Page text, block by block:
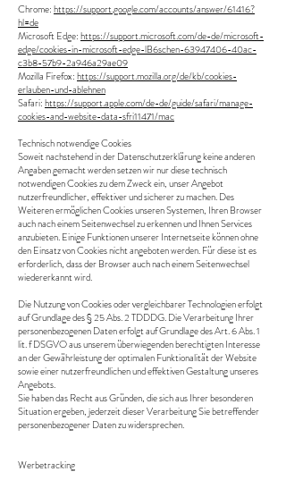
Chrome:https://support.google.com/accounts/answer/61416?
hl=de
Microsoft Edge:https://support.microsoft.com/de-de/microsoft-
edge/cookies-in-microsoft-edge-lB6schen-63947406-40ac-
c3b8-57b9-2a946a29ae09
Mozilla Firefox:https://support.mozilla.org/de/kb/cookies-
erlauben-und-ablehnen
Safari:https://support.apple.com/de-de/guide/safari/manage-
cookies-and-website-data-sfri11471/mac
Technisch notwendige Cookies
Soweit nachstehend in der Datenschutzerklärung keine anderen
Angaben gemacht werden setzen wir nur diese technisch
notwendigen Cookies zu dem Zweck ein, unser Angebot
nutzerfreundlicher, effektiver und sicherer zu machen. Des
Weiteren ermöglichen Cookies unseren Systemen, Ihren Browser
auch nach einem Seitenwechsel zu erkennen und Ihnen Services
anzubieten. Einige Funktionen unserer Internetseite können ohne
den Einsatz von Cookies nicht angeboten werden. Für diese ist es
erforderlich, dass der Browser auch nach einem Seitenwechsel
wiedererkannt wird.
Die Nutzung von Cookies oder vergleichbarer Technologien erfolgt
auf Grundlage des § 25 Abs. 2 TDDDG. Die Verarbeitung Ihrer
personenbezogenen Daten erfolgt auf Grundlage des Art. 6 Abs. 1
lit. f DSGVO aus unserem überwiegenden berechtigten Interesse
an der Gewährleistung der optimalen Funktionalität der Website
sowie einer nutzerfreundlichen und effektiven Gestaltung unseres
Angebots.
Sie haben das Recht aus Gründen, die sich aus Ihrer besonderen
Situation ergeben, jederzeit dieser Verarbeitung Sie betreffender
personenbezogener Daten zu widersprechen.
Werbetracking